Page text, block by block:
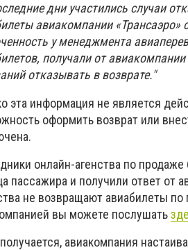
дни участились случаи
авиакомпании «Трансаэро»
у менеджмента
получали от
отказывать в возврате."
эта информация не является
оформить возврат или
онлайн-агенства по
пассажира и получили ответ от
не возвращают авиабилеты
вы можете послушать
авиакомпания